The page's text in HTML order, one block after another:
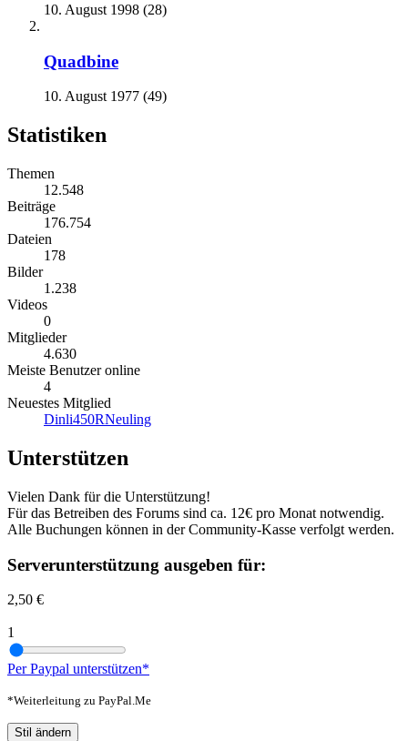
10. August 1998 (28)
Quadbine
10. August 1977 (49)
Statistiken
Themen
12.548
Beiträge
176.754
Dateien
178
Bilder
1.238
Videos
0
Mitglieder
4.630
Meiste Benutzer online
4
Neuestes Mitglied
Dinli450RNeuling
Unterstützen
Vielen Dank für die Unterstützung!
Für das Betreiben des Forums sind ca. 12€ pro Monat notwendig.
Alle Buchungen können in der Community-Kasse verfolgt werden.
Serverunterstützung ausgeben für:
2,50 €
1
Per Paypal unterstützen*
*Weiterleitung zu PayPal.Me
Stil ändern